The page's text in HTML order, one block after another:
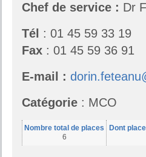
Chef de service : Dr
Tél : 01 45 59 33 19
Fax : 01 45 59 36 91
E-mail :
Catégorie : MCO
Nombre total de places
6
Dont